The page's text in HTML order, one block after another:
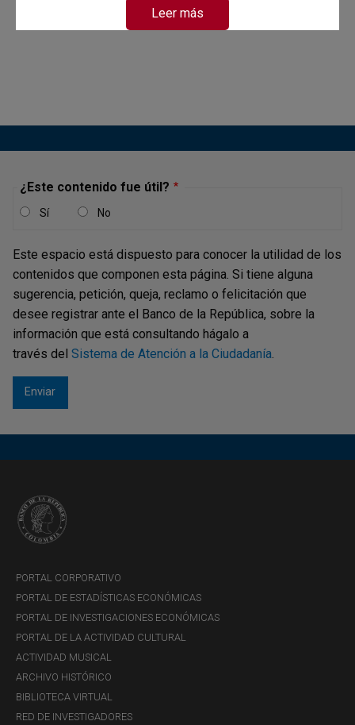
Leer más
¿Este contenido fue útil?
Sí No
Este espacio está dispuesto para conocer la utilidad de los
contenidos que componen esta página. Si tiene alguna
sugerencia, petición, queja, reclamo o felicitación que
desee registrar ante el Banco de la República, sobre la
información que está consultando hágalo a
través del Sistema de Atención a la Ciudadanía.
PORTAL CORPORATIVO
PORTAL DE ESTADÍSTICAS ECONÓMICAS
PORTAL DE INVESTIGACIONES ECONÓMICAS
PORTAL DE LA ACTIVIDAD CULTURAL
ACTIVIDAD MUSICAL
ARCHIVO HISTÓRICO
BIBLIOTECA VIRTUAL
RED DE INVESTIGADORES